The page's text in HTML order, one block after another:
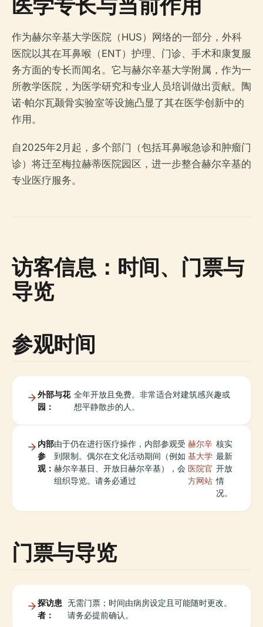
作为赫尔辛基大学医院（HUS）网络的一部分，外科
医院以其在耳鼻喉（ENT）护理、门诊、手术和康复服
务方面的专长而闻名。它与赫尔辛基大学附属，作为一
所教学医院，为医学研究和专业人员培训做出贡献。陶
诺·帕尔瓦颞骨实验室等设施凸显了其在医学创新中的
作用。
自2025年2月起，多个部门（包括耳鼻喉急诊和肿瘤门
诊）将迁至梅拉赫蒂医院园区，进一步整合赫尔辛基的
专业医疗服务。
访客信息：时间、门票与
导览
参观时间
外部与花
园：
全年开放且免费。非常适合对建筑感兴趣或
想平静散步的人。
内部
参
观：
由于仍在进行医疗操作，内部参观受
到限制。偶尔在文化活动期间（例如
赫尔辛基日、开放日赫尔辛基），会
组织导览。请务必通过
赫尔辛
基大学
医院官
方网站
核实
最新
开放
情
况。
门票与导览
探访患
者：
无需门票；时间由病房设定且可能随时更改。
请务必提前确认。